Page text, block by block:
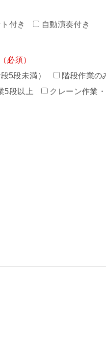
付き 自動演奏付き
（必須）
5段未満）
階段作業の
5段以上
クレーン作業